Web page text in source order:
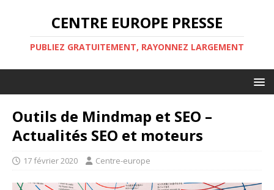
CENTRE EUROPE PRESSE
PUBLIEZ GRATUITEMENT, RAYONNEZ LARGEMENT
Outils de Mindmap et SEO –
Actualités SEO et moteurs
17 février 2020 Centre-europe